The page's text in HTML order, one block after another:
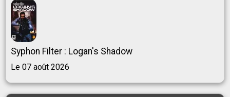
Syphon Filter : Logan's Shadow
Le 07 août 2026